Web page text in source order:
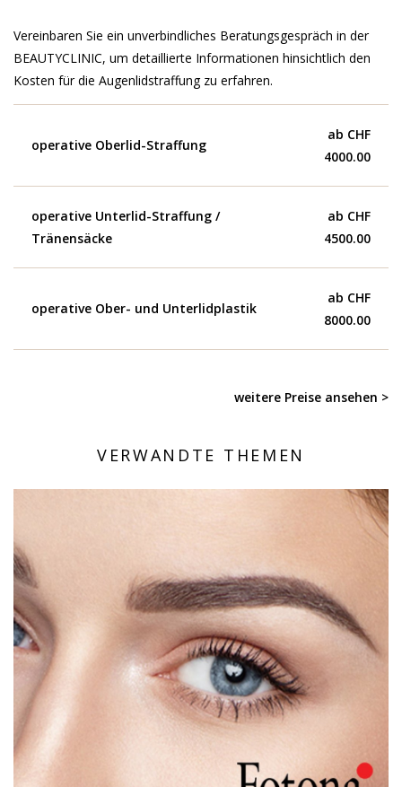
Vereinbaren Sie ein unverbindliches Beratungsgespräch in der
BEAUTYCLINIC, um detaillierte Informationen hinsichtlich den
Kosten für die Augenlidstraffung zu erfahren.
operative Oberlid-Straffung
ab CHF
4000.00
operative Unterlid-Straffung /
Tränensäcke
ab CHF
4500.00
operative Ober- und Unterlidplastik
ab CHF
8000.00
weitere Preise ansehen >
VERWANDTE THEMEN